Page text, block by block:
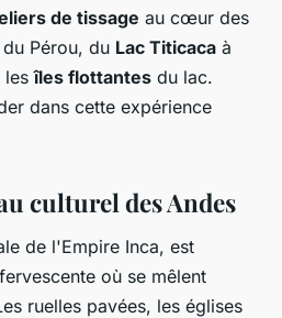
de tissage au cœur des
Pérou, du Lac Titicaca à
lesîles flottantes du lac.
dans cette expérience
culturel des Andes
de l'Empire Inca, est
où se mêlent
ruelles pavées, les églises